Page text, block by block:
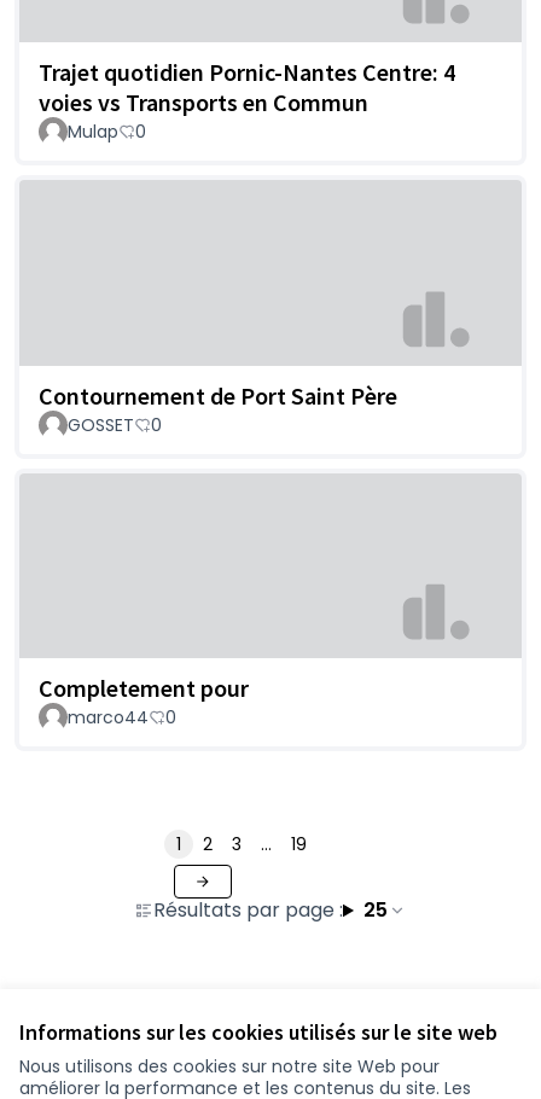
Informations sur les cookies utilisés sur le site web
Nous utilisons des cookies sur notre site Web pour
améliorer la performance et les contenus du site. Les
Trajet quotidien Pornic-Nantes Centre: 4
voies vs Transports en Commun
Mulap 0
Contournement de Port Saint Père
GOSSET 0
Completement pour
marco44 0
Résultats par page : 25
1 2 3 … 19
Conditions d'utilisation